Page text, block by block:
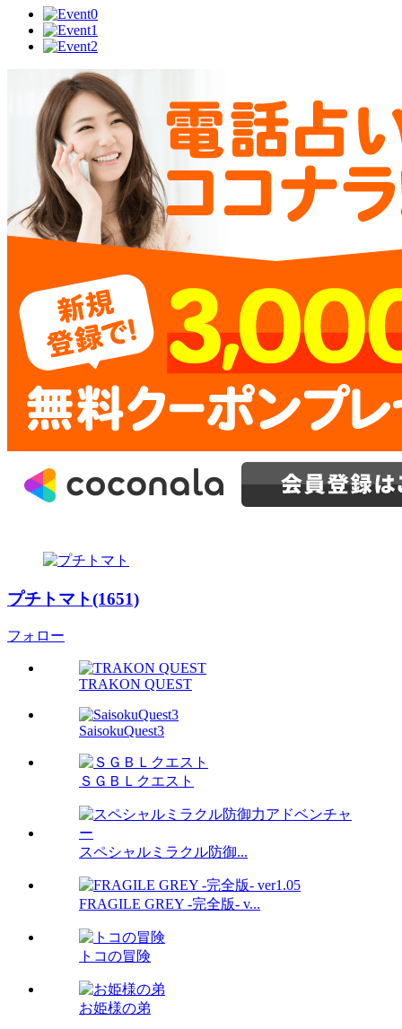
プチトマト(1651)
フォロー
TRAKON QUEST
SaisokuQuest3
ＳＧＢＬクエスト
スペシャルミラクル防御...
FRAGILE GREY -完全版- v...
トコの冒険
お姫様の弟